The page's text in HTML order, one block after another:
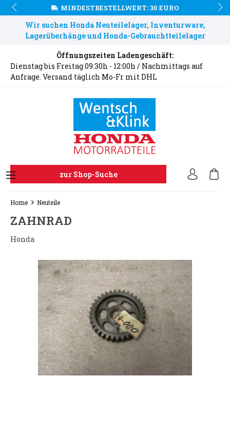
MINDESTBESTELLWERT: 30 EURO
Wir suchen Honda Neuteilelager, Inventurware,
Lagerüberhänge und Honda-Gebrauchtteilelager
Öffnungszeiten Ladengeschäft:
Dienstag bis Freitag 09:30h - 12:00h / Nachmittags auf
Anfrage. Versand täglich Mo-Fr mit DHL
zur Shop-Suche
Home Neuteile
ZAHNRAD
Honda